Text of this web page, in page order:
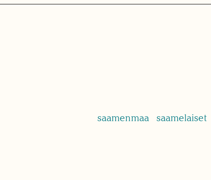
saamenmaa saamelaiset